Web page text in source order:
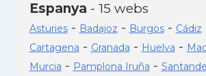
Espanya - 15 webs
Asturies- Badajoz - Burgos- Cádiz
Cartagena - Granada - Huelva -
Murcia - Pamplona Iruña -